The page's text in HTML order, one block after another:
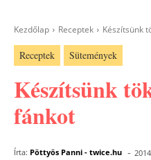
Kezdőlap Receptek Készítsünk
Receptek Sütemények
Készítsünk
fánkot
Írta: Pöttyös Panni - twice.hu -